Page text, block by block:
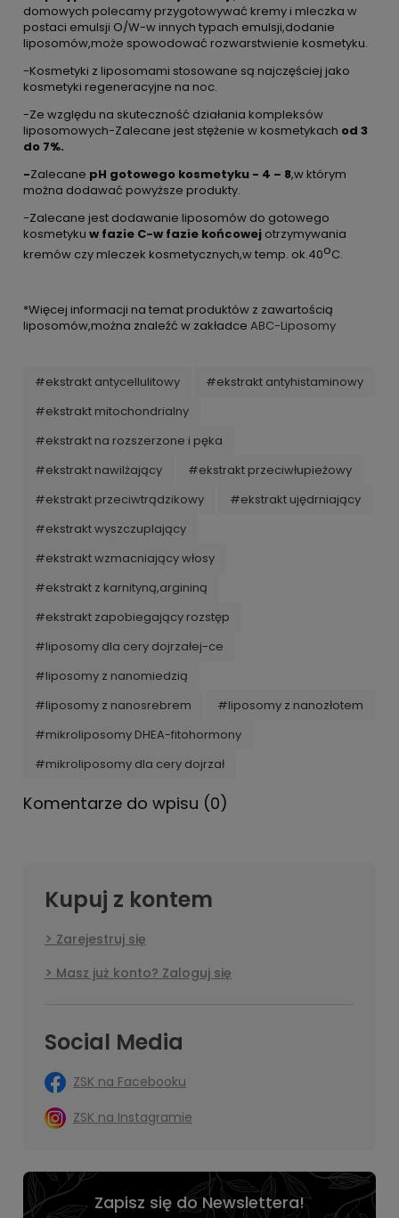
domowych polecamy przygotowywać kremy i mleczka w
postaci emulsji O/W-w innych typach emulsji,dodanie
liposomów,może spowodować rozwarstwienie kosmetyku.
-Kosmetyki z liposomami stosowane są najczęściej jako
kosmetyki regeneracyjne na noc.
-Ze względu na skuteczność działania kompleksów
liposomowych-Zalecane jest stężenie w kosmetykach od 3
do 7%.
-Zalecane pH gotowego kosmetyku - 4 – 8,w którym
można dodawać powyższe produkty.
-Zalecane jest dodawanie liposomów do gotowego
kosmetyku w fazie C-w fazie końcowej otrzymywania
kremów czy mleczek kosmetycznych,w temp. ok.40oC.
*Więcej informacji na temat produktów z zawartością
liposomów,można znaleźć w zakładce ABC-Liposomy
#ekstrakt antycellulitowy
#ekstrakt antyhistaminowy
#ekstrakt mitochondrialny
#ekstrakt na rozszerzone i pęka
#ekstrakt nawilżający
#ekstrakt przeciwłupieżowy
#ekstrakt przeciwtrądzikowy
#ekstrakt ujędrniający
#ekstrakt wyszczuplający
#ekstrakt wzmacniający włosy
#ekstrakt z karnityną,argininą
#ekstrakt zapobiegający rozstęp
#liposomy dla cery dojrzałej-ce
#liposomy z nanomiedzią
#liposomy z nanosrebrem
#liposomy z nanozłotem
#mikroliposomy DHEA-fitohormony
#mikroliposomy dla cery dojrzał
Komentarze do wpisu (0)
Kupuj z kontem
Zarejestruj się
Masz już konto? Zaloguj się
Social Media
ZSK na Facebooku
ZSK na Instagramie
Zapisz się do Newslettera!